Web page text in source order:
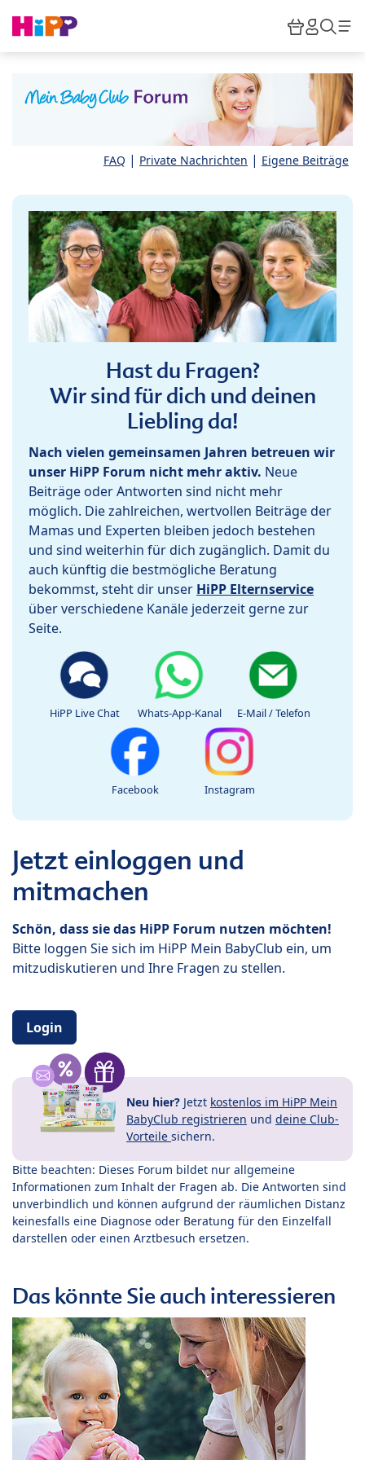
HiPP
FAQ | Private Nachrichten | Eigene Beiträge
Hast du Fragen?
Wir sind für dich und deinen
Liebling da!
Nach vielen gemeinsamen Jahren betreuen wir
unser HiPP Forum nicht mehr aktiv. Neue
Beiträge oder Antworten sind nicht mehr
möglich. Die zahlreichen, wertvollen Beiträge der
Mamas und Experten bleiben jedoch bestehen
und sind weiterhin für dich zugänglich. Damit du
auch künftig die bestmögliche Beratung
bekommst, steht dir unser HiPP Elternservice
über verschiedene Kanäle jederzeit gerne zur
Seite.
HiPP Live Chat Whats-App-Kanal E-Mail / Telefon
Facebook Instagram
Jetzt einloggen und
mitmachen
Schön, dass sie das HiPP Forum nutzen möchten!
Bitte loggen Sie sich im HiPP Mein BabyClub ein, um
mitzudiskutieren und Ihre Fragen zu stellen.
Login
Neu hier? Jetzt kostenlos im HiPP Mein
BabyClub registrieren und deine Club-
Vorteile sichern.
Bitte beachten: Dieses Forum bildet nur allgemeine
Informationen zum Inhalt der Fragen ab. Die Antworten sind
unverbindlich und können aufgrund der räumlichen Distanz
keinesfalls eine Diagnose oder Beratung für den Einzelfall
darstellen oder einen Arztbesuch ersetzen.
Das könnte Sie auch interessieren